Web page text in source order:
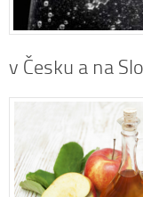
v Česku a na